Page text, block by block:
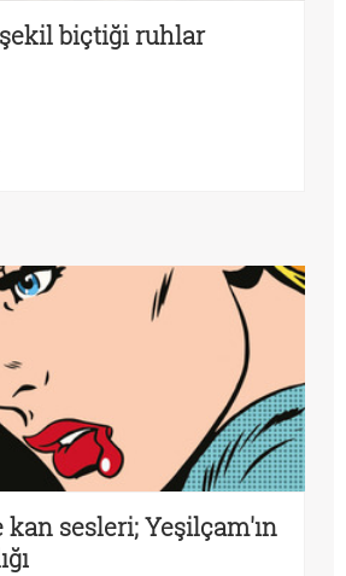
şekil biçtiği ruhlar
sesleri; Yeşilçam'ın